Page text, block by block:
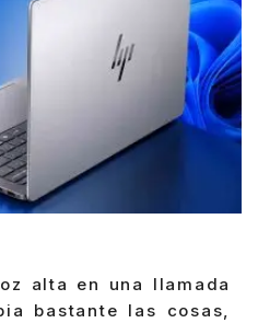
alta en una llamada
bastante las cosas,